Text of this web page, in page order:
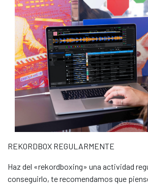
REKORDBOX REGULARMENTE
Haz del «rekordboxing» una actividad
conseguirlo, te recomendamos que